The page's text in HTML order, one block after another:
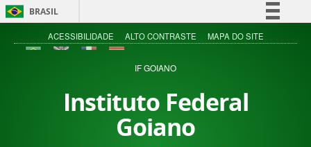
BRASIL
Simplifique!
Acesso à informação
ACESSIBILIDADE ALTO CONTRASTE MAPA DO SITE
IF GOIANO
Instituto Federal
Goiano